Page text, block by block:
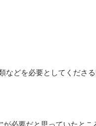
などを必要としてくださ